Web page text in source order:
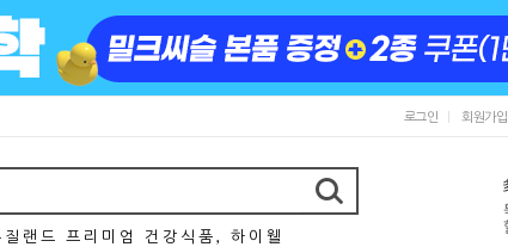
로그인 회원가입
질 랜 드 프 리 미 엄 건 강 식 품 , 하 이 웰